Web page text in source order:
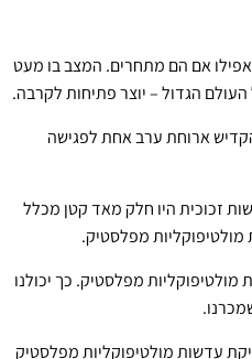
אפילו אם הם מתחרים. המצב בו מעט
הגדול – יוצר פתיחות לקרבה.
ארוחת ערב אחת לפגישה
זכוכית היו חלק מאד קטן מכלל
מולטיפוקליות מפלסטיק.
מולטיפוקליות מפלסטיק. כך יכולנו
עדשות מולטיפוקליות מפלסטיק